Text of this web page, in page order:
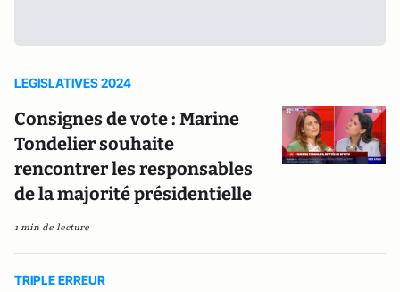
LEGISLATIVES 2024
Consignes de vote : Marine
Tondelier souhaite
rencontrer les responsables
de la majorité présidentielle
1 min de lecture
TRIPLE ERREUR